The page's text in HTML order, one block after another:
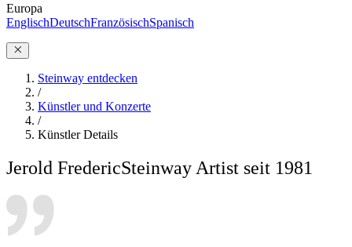
Europa
EnglischDeutschFranzösischSpanisch
Steinway entdecken
/
Künstler und Konzerte
/
Künstler Details
Jerold FredericSteinway Artist seit 1981